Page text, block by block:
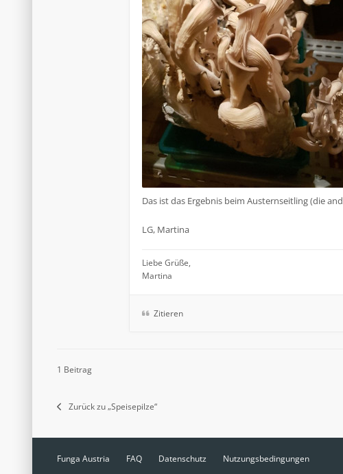
Das ist das Ergebnis beim Austernseitling (die
LG, Martina
Liebe Grüße,
Martina
Zitieren
1 Beitrag
Zurück zu „Speisepilze“
Funga Austria FAQ Datenschutz Nutzungsbedingungen